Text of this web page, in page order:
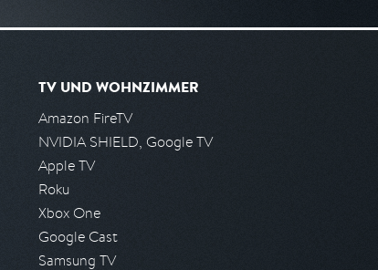
TV UND WOHNZIMMER
Amazon FireTV
NVIDIA SHIELD, Google TV
Apple TV
Roku
Xbox One
Google Cast
Samsung TV